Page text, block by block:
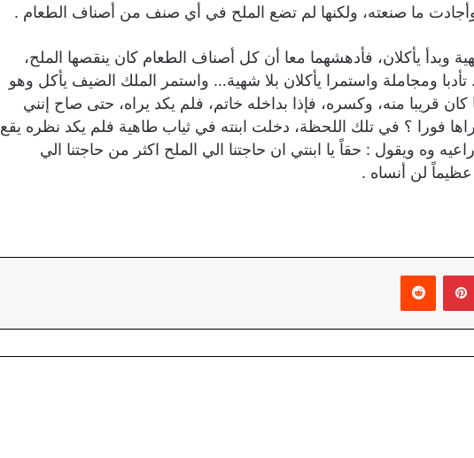
ما صنعته، ولكنها لم تضع الملح في أي صنف من أصناف الطعام .
وبدأ يأكلان، فأدهشهما معا أن كل أصناف الطعام كان ينقصها الملح،
تأدبا ومجاملة واستمرا يأكلان بلا شهية… واستمر الملك الضيف يأكل وهو
قريبا منه، وكسره، فإذا بداخله خاتم، فلم يكد يراه، حتى صاح إنني
فورا ؟ في تلك اللحظة، دخلت ابنته في ثياب طاهية فلم يكد نظره يقع
وه ويقول : حقاً يا ابنتي ان حاجتنا الي الملح اكثر من حاجتنا الي
لن أنساه .
بينتيريست